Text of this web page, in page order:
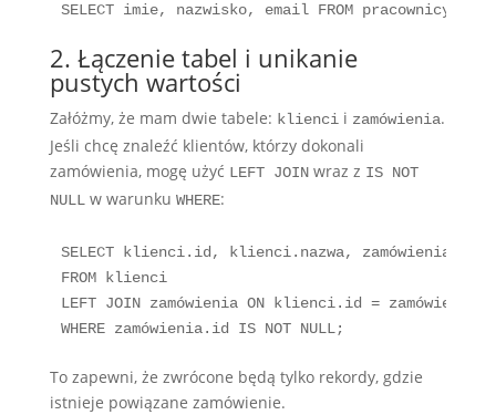
SELECT imie, nazwisko, email FROM pracownicy
2. Łączenie tabel i unikanie
pustych wartości
Załóżmy, że mam dwie tabele: kliencii zamówienia.
Jeśli chcę znaleźć klientów, którzy dokonali
zamówienia, mogę użyć LEFT JOINwraz z IS NOT
NULLw warunku WHERE:
SELECT klienci.id, klienci.nazwa, zamówienia.id
FROM klienci
LEFT JOIN zamówienia ON klienci.id =
WHERE zamówienia.id IS NOT NULL;
To zapewni, że zwrócone będą tylko rekordy, gdzie
istnieje powiązane zamówienie.